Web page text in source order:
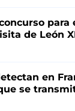
para
de León
en
se